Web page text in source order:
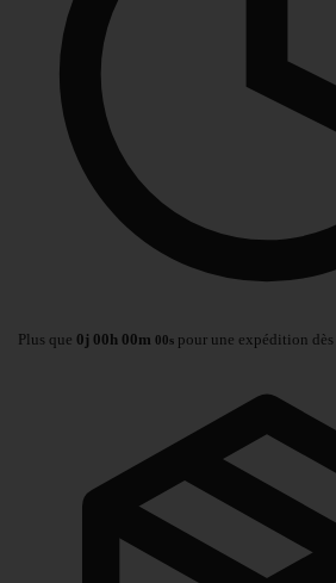
Plus que 0j 00h 00m 00s pour une expédition